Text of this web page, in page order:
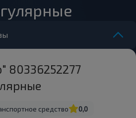
80336252277
средство
0,0